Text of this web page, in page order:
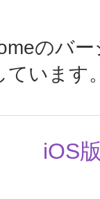
のバ
います。
iOS